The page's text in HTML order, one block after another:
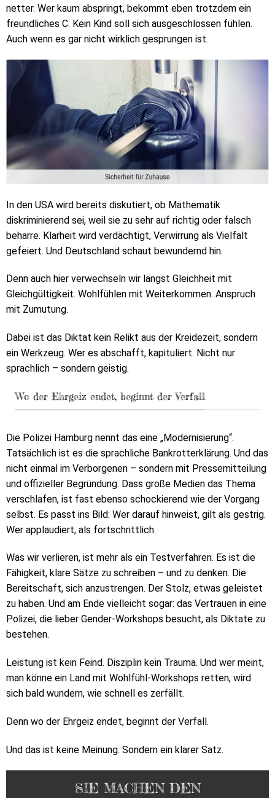
netter. Wer kaum abspringt, bekommt eben trotzdem ein
freundliches C. Kein Kind soll sich ausgeschlossen fühlen.
Auch wenn es gar nicht wirklich gesprungen ist.
In den USA wird bereits diskutiert, ob Mathematik
diskriminierend sei, weil sie zu sehr auf richtig oder falsch
beharre. Klarheit wird verdächtigt, Verwirrung als Vielfalt
gefeiert. Und Deutschland schaut bewundernd hin.
Denn auch hier verwechseln wir längst Gleichheit mit
Gleichgültigkeit. Wohlfühlen mit Weiterkommen. Anspruch
mit Zumutung.
Dabei ist das Diktat kein Relikt aus der Kreidezeit, sondern
ein Werkzeug. Wer es abschafft, kapituliert. Nicht nur
sprachlich – sondern geistig.
Wo der Ehrgeiz endet, beginnt der Verfall
Die Polizei Hamburg nennt das eine „Modernisierung“.
Tatsächlich ist es die sprachliche Bankrotterklärung. Und das
nicht einmal im Verborgenen – sondern mit Pressemitteilung
und offizieller Begründung. Dass große Medien das Thema
verschlafen, ist fast ebenso schockierend wie der Vorgang
selbst. Es passt ins Bild: Wer darauf hinweist, gilt als gestrig.
Wer applaudiert, als fortschrittlich.
Was wir verlieren, ist mehr als ein Testverfahren. Es ist die
Fähigkeit, klare Sätze zu schreiben – und zu denken. Die
Bereitschaft, sich anzustrengen. Der Stolz, etwas geleistet
zu haben. Und am Ende vielleicht sogar: das Vertrauen in eine
Polizei, die lieber Gender-Workshops besucht, als Diktate zu
bestehen.
Leistung ist kein Feind. Disziplin kein Trauma. Und wer meint,
man könne ein Land mit Wohlfühl-Workshops retten, wird
sich bald wundern, wie schnell es zerfällt.
Denn wo der Ehrgeiz endet, beginnt der Verfall.
Und das ist keine Meinung. Sondern ein klarer Satz.
SIE MACHEN DEN